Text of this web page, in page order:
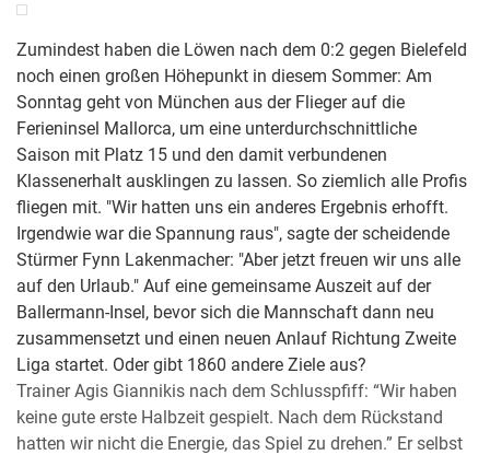
Zumindest haben die Löwen nach dem 0:2 gegen Bielefeld
noch einen großen Höhepunkt in diesem Sommer: Am
Sonntag geht von München aus der Flieger auf die
Ferieninsel Mallorca, um eine unterdurchschnittliche
Saison mit Platz 15 und den damit verbundenen
Klassenerhalt ausklingen zu lassen. So ziemlich alle Profis
fliegen mit. "Wir hatten uns ein anderes Ergebnis erhofft.
Irgendwie war die Spannung raus", sagte der scheidende
Stürmer Fynn Lakenmacher: "Aber jetzt freuen wir uns alle
auf den Urlaub." Auf eine gemeinsame Auszeit auf der
Ballermann-Insel, bevor sich die Mannschaft dann neu
zusammensetzt und einen neuen Anlauf Richtung Zweite
Liga startet. Oder gibt 1860 andere Ziele aus?
Trainer Agis Giannikis nach dem Schlusspfiff: “Wir haben
keine gute erste Halbzeit gespielt. Nach dem Rückstand
hatten wir nicht die Energie, das Spiel zu drehen.” Er selbst